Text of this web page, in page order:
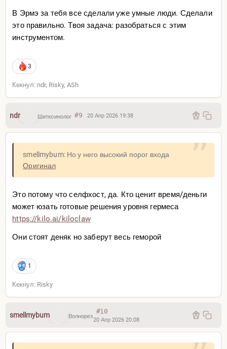
В Эрмэ за тебя все сделали уже умные люди. Сделали
это правильно. Твоя задача: разобраться с этим
инструментом.
3
Кекнул: ndr, Risky, ASh
ndr Шиткоинолог #9 20 Апр 2026 19:38
smellmybum: Но у него высокий порог входа
Оригинал
Это потому что селфхост, да. Кто ценит время/деньги
может юзать готовые решения уровня гермеса
https://kilo.ai/kiloclaw
Они стоят деняк но заберут весь геморой
1
Кекнул: Risky
smellmybum Волнорез
#10
20 Апр 2026 20:08